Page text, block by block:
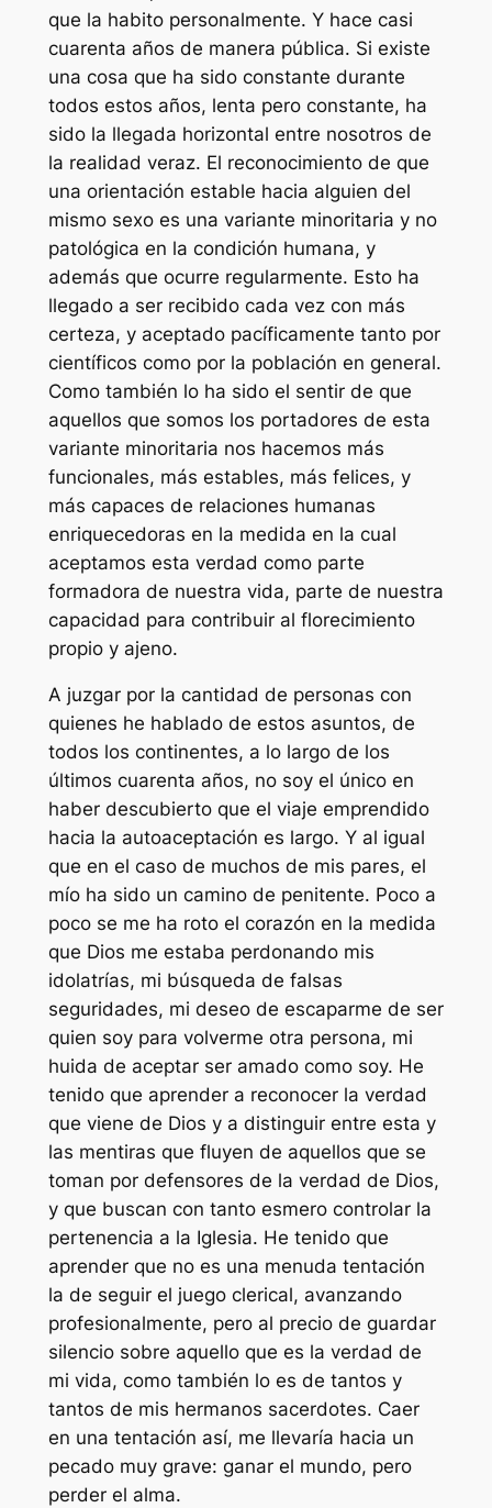
que la habito personalmente. Y hace casi
cuarenta años de manera pública. Si existe
una cosa que ha sido constante durante
todos estos años, lenta pero constante, ha
sido la llegada horizontal entre nosotros de
la realidad veraz. El reconocimiento de que
una orientación estable hacia alguien del
mismo sexo es una variante minoritaria y no
patológica en la condición humana, y
además que ocurre regularmente. Esto ha
llegado a ser recibido cada vez con más
certeza, y aceptado pacíficamente tanto por
científicos como por la población en general.
Como también lo ha sido el sentir de que
aquellos que somos los portadores de esta
variante minoritaria nos hacemos más
funcionales, más estables, más felices, y
más capaces de relaciones humanas
enriquecedoras en la medida en la cual
aceptamos esta verdad como parte
formadora de nuestra vida, parte de nuestra
capacidad para contribuir al florecimiento
propio y ajeno.
A juzgar por la cantidad de personas con
quienes he hablado de estos asuntos, de
todos los continentes, a lo largo de los
últimos cuarenta años, no soy el único en
haber descubierto que el viaje emprendido
hacia la autoaceptación es largo. Y al igual
que en el caso de muchos de mis pares, el
mío ha sido un camino de penitente. Poco a
poco se me ha roto el corazón en la medida
que Dios me estaba perdonando mis
idolatrías, mi búsqueda de falsas
seguridades, mi deseo de escaparme de ser
quien soy para volverme otra persona, mi
huida de aceptar ser amado como soy. He
tenido que aprender a reconocer la verdad
que viene de Dios y a distinguir entre esta y
las mentiras que fluyen de aquellos que se
toman por defensores de la verdad de Dios,
y que buscan con tanto esmero controlar la
pertenencia a la Iglesia. He tenido que
aprender que no es una menuda tentación
la de seguir el juego clerical, avanzando
profesionalmente, pero al precio de guardar
silencio sobre aquello que es la verdad de
mi vida, como también lo es de tantos y
tantos de mis hermanos sacerdotes. Caer
en una tentación así, me llevaría hacia un
pecado muy grave: ganar el mundo, pero
perder el alma.